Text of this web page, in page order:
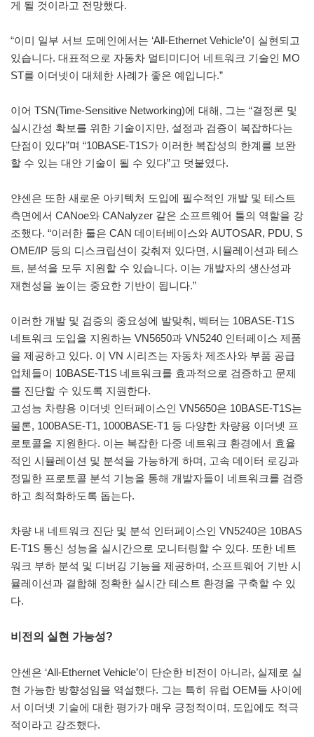
게 될 것이라고 전망했다.
“이미 일부 서브 도메인에서는 ‘All-Ethernet Vehicle’이 실현되고
있습니다. 대표적으로 자동차 멀티미디어 네트워크 기술인 MO
ST를 이더넷이 대체한 사례가 좋은 예입니다.”
이어 TSN(Time-Sensitive Networking)에 대해, 그는 “결정론 및
실시간성 확보를 위한 기술이지만, 설정과 검증이 복잡하다는
단점이 있다”며 “10BASE-T1S가 이러한 복잡성의 한계를 보완
할 수 있는 대안 기술이 될 수 있다”고 덧붙였다.
얀센은 또한 새로운 아키텍처 도입에 필수적인 개발 및 테스트
측면에서 CANoe와 CANalyzer 같은 소프트웨어 툴의 역할을 강
조했다. “이러한 툴은 CAN 데이터베이스와 AUTOSAR, PDU, S
OME/IP 등의 디스크립션이 갖춰져 있다면, 시뮬레이션과 테스
트, 분석을 모두 지원할 수 있습니다. 이는 개발자의 생산성과
재현성을 높이는 중요한 기반이 됩니다.”
이러한 개발 및 검증의 중요성에 발맞춰, 벡터는 10BASE-T1S
네트워크 도입을 지원하는 VN5650과 VN5240 인터페이스 제품
을 제공하고 있다. 이 VN 시리즈는 자동차 제조사와 부품 공급
업체들이 10BASE-T1S 네트워크를 효과적으로 검증하고 문제
를 진단할 수 있도록 지원한다.
고성능 차량용 이더넷 인터페이스인 VN5650은 10BASE-T1S는
물론, 100BASE-T1, 1000BASE-T1 등 다양한 차량용 이더넷 프
로토콜을 지원한다. 이는 복잡한 다중 네트워크 환경에서 효율
적인 시뮬레이션 및 분석을 가능하게 하며, 고속 데이터 로깅과
정밀한 프로토콜 분석 기능을 통해 개발자들이 네트워크를 검증
하고 최적화하도록 돕는다.
차량 내 네트워크 진단 및 분석 인터페이스인 VN5240은 10BAS
E-T1S 통신 성능을 실시간으로 모니터링할 수 있다. 또한 네트
워크 부하 분석 및 디버깅 기능을 제공하며, 소프트웨어 기반 시
뮬레이션과 결합해 정확한 실시간 테스트 환경을 구축할 수 있
다.
비전의 실현 가능성?
얀센은 ‘All-Ethernet Vehicle’이 단순한 비전이 아니라, 실제로 실
현 가능한 방향성임을 역설했다. 그는 특히 유럽 OEM들 사이에
서 이더넷 기술에 대한 평가가 매우 긍정적이며, 도입에도 적극
적이라고 강조했다.